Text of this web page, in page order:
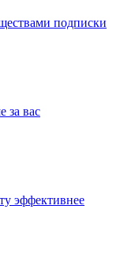
подписки
за вас
эффективнее